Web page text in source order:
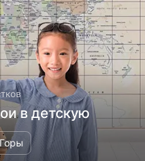
в детскую
Горы